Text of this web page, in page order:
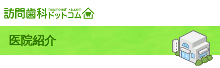
医院紹介